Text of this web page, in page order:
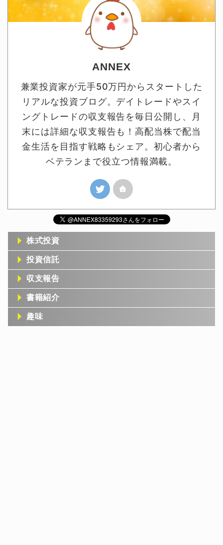
ANNEX
兼業投資家が元手50万円からスタートした
リアルな投資ブログ。デイトレードやスイ
ングトレードの収支報告を毎日公開し、月
末には詳細な収支報告も！高配当株で配当
金生活を目指す戦略もシェア。初心者から
ベテランまで役立つ情報満載。
株式投資
投資信託
収支報告
書籍紹介
趣味